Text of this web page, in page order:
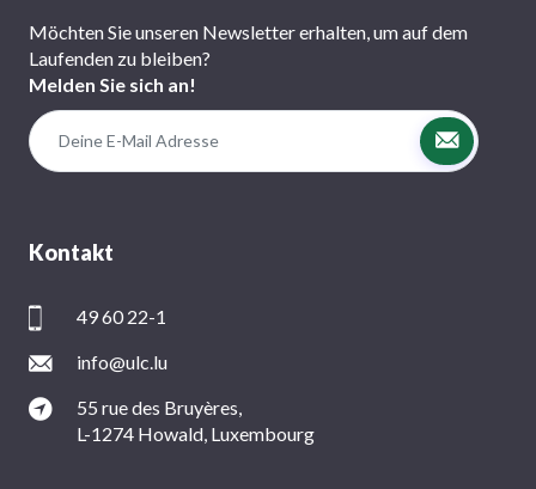
Möchten Sie unseren Newsletter erhalten, um auf dem
Laufenden zu bleiben?
Melden Sie sich an!
Kontakt
49 60 22-1
info@ulc.lu
55 rue des Bruyères,
L-1274 Howald, Luxembourg